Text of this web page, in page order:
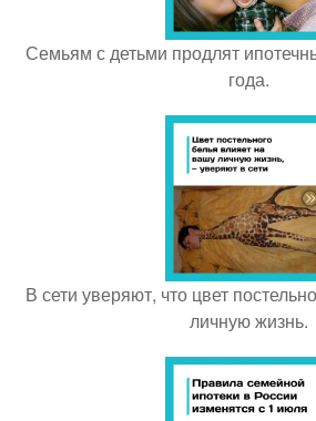
Семьям с детьми продлят
года.
В сети уверяют, что цвет
личную жизнь.